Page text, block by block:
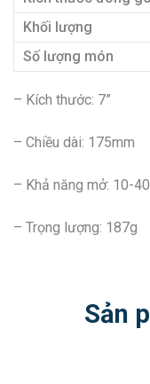
Khối lượng
Số lượng món
– Kích thước: 7”
– Chiều dài: 175mm
– Khả năng mở: 10-
– Trọng lượng: 187g
Sản